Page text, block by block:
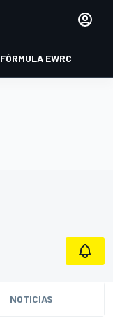
FÓRMULA EWRC
NOTICIAS